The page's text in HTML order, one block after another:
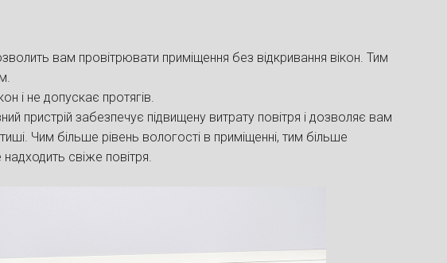
вам провітрювати приміщення без відкривання вікон. Тим
і не допускає протягів.
пристрій забезпечує підвищену витрату повітря і дозволяє вам
Чим більше рівень вологості в приміщенні, тим більше
свіже повітря.